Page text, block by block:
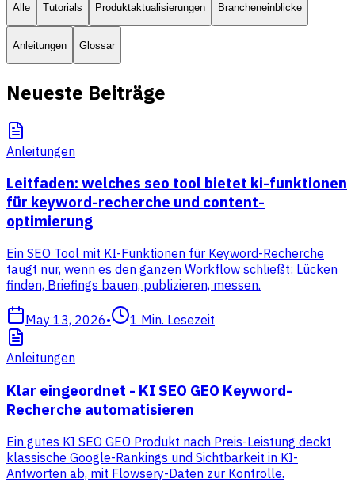
Alle Tutorials Produktaktualisierungen Brancheneinblicke
Anleitungen Glossar
Neueste Beiträge
Anleitungen
Leitfaden: welches seo tool bietet ki-funktionen
für keyword-recherche und content-
optimierung
Ein SEO Tool mit KI-Funktionen für Keyword-Recherche
taugt nur, wenn es den ganzen Workflow schließt: Lücken
finden, Briefings bauen, publizieren, messen.
May 13, 2026• 1 Min. Lesezeit
Anleitungen
Klar eingeordnet - KI SEO GEO Keyword-
Recherche automatisieren
Ein gutes KI SEO GEO Produkt nach Preis-Leistung deckt
klassische Google-Rankings und Sichtbarkeit in KI-
Antworten ab, mit Flowsery-Daten zur Kontrolle.